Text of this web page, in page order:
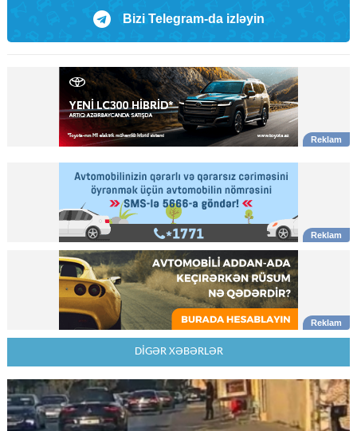
Bizi Telegram-da izləyin
DİGƏR XƏBƏRLƏR